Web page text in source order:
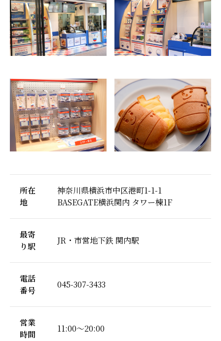
所在
地
神奈川県横浜市中区港町1-1-1
BASEGATE横浜関内 タワー棟1F
最寄
り駅
JR・市営地下鉄 関内駅
電話
番号
045-307-3433
営業
時間
11:00～20:00